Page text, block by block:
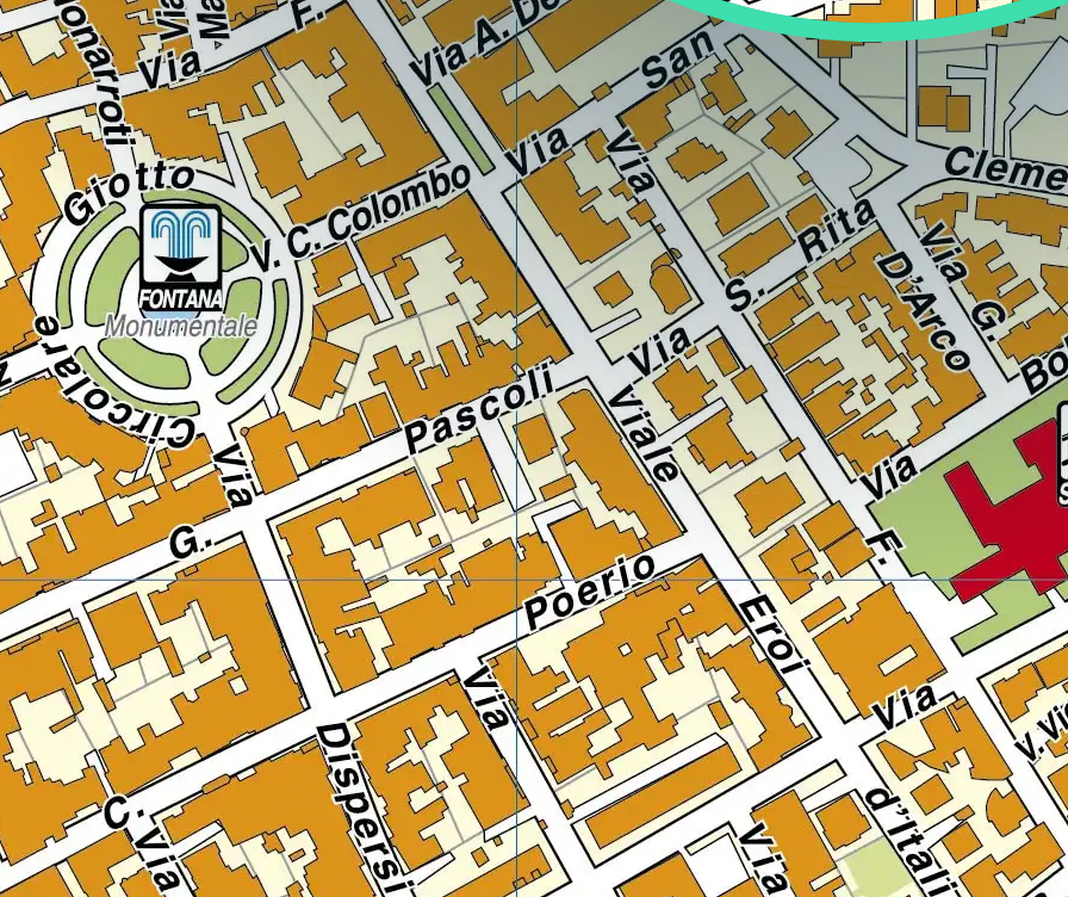
Regione
Sicilia
Regione
Toscana
Regione
Trentino-Alto Adige
Regione
Umbria
Regione
Valle d'Aosta
Regione
Veneto
Regione